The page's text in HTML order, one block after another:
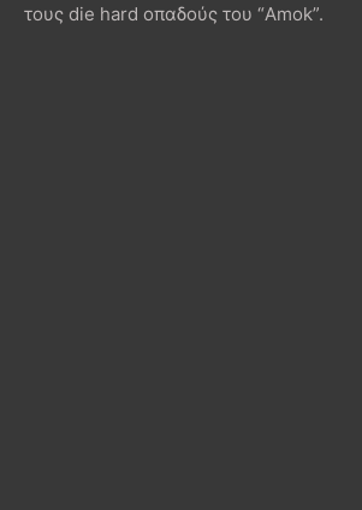
τους die hard οπαδούς του “Amok”.